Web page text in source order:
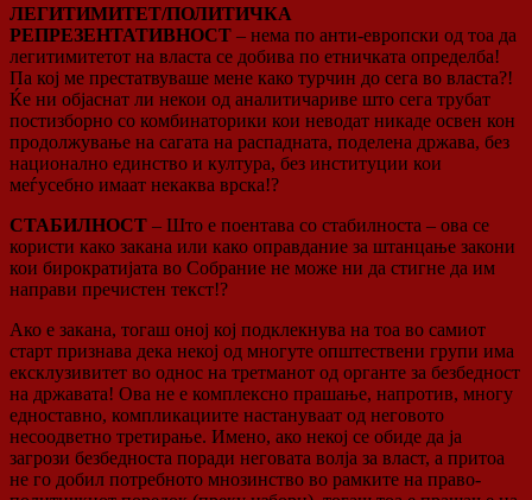
ЛЕГИТИМИТЕТ/ПОЛИТИЧКА
РЕПРЕЗЕНТАТИВНОСТ – нема по анти-европски од тоа да
легитимитетот на власта се добива по етничката определба!
Па кој ме престатвуваше мене како турчин до сега во власта?!
Ќе ни објаснат ли некои од аналитичариве што сега трубат
постизборно со комбинаторики кои неводат никаде освен кон
продолжување на сагата на распадната, поделена држава, без
национално единство и култура, без институции кои
меѓусебно имаат некаква врска!?
СТАБИЛНОСТ – Што е поентава со стабилноста – ова се
користи како закана или како оправдание за штанцање закони
кои бирократијата во Собрание не може ни да стигне да им
направи пречистен текст!?
Ако е закана, тогаш оној кој подклекнува на тоа во самиот
старт признава дека некој од многуте општествени групи има
ексклузивитет во однос на третманот од органте за безбедност
на државата! Ова не е комплексно прашање, напротив, многу
едноставно, компликациите настануваат од неговото
несоодветно третирање. Имено, ако некој се обиде да ја
загрози безбедноста поради неговата волја за власт, а притоа
не го добил потребното мнозинство во рамките на право-